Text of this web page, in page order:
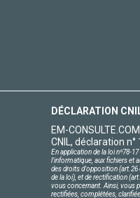
DÉCLARATION
EM-
CNIL, déclaration n°
En application de la loi nº78-
l'informatique, aux fichiers et
des droits d'opposition (art.26
de la loi), et de rectification
vous concernant. Ainsi, vous
rectifiées, complétées,